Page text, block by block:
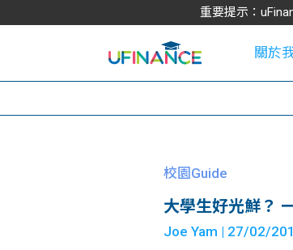
重要提示：
關於
校園Guide
大學生好光鮮？
Joe Yam | 27/02/